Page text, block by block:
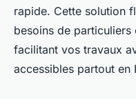
rapide. Cette solution
besoins de
facilitant vos travaux
accessibles partout en